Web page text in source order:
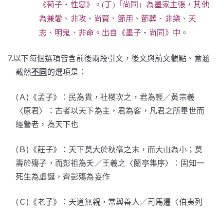
《荀子‧性惡》。(丁)「尚同」為墨家主張，其他
為兼愛、非攻、尚賢、節用、節葬、非樂、天
志、明鬼、非命。出自《墨子‧尚同》中。
7.以下每個選項皆含前後兩段引文，後文與前文觀點、意涵
截然不同 的選項是：
(Ａ)《孟子》：民為貴，社稷次之，君為輕／黃宗羲
〈原君〉：古者以天下為主，君為客，凡君之所畢世而
經營者，為天下也
(Ｂ)《莊子》：天下莫大於秋毫之末，而大山為小；莫
壽於殤子，而彭祖為夭／王羲之〈蘭亭集序〉：固知一
死生為虛誕，齊彭殤為妄作
(Ｃ)《老子》：天道無親，常與善人／司馬遷〈伯夷列